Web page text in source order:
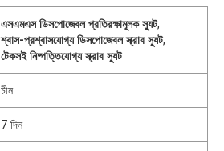
এসএমএস ডিসপোজেবল প্রতিরক্ষামূলক স্যুট,
শ্বাস-প্রশ্বাসযোগ্য ডিসপোজেবল স্ক্রাব স্যুট,
টেকসই নিষ্পত্তিযোগ্য স্ক্রাব স্যুট
চীন
7 দিন